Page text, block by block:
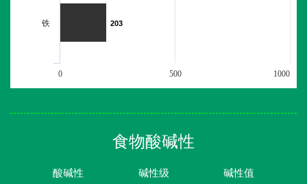
203
203
铁
0 500 1000
食物酸碱性
酸碱性 碱性级 碱性值